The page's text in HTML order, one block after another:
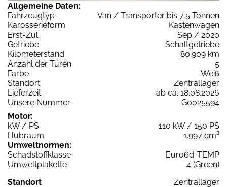
Allgemeine Daten:
Fahrzeugtyp
Van / Transporter bis 7,5 Tonnen
Karosserieform
Kastenwagen
Erst-Zul.
Sep / 2020
Getriebe
Schaltgetriebe
Kilometerstand
80.909 km
Anzahl der Türen
5
Farbe
Weiß
Standort
Zentrallager
Lieferzeit
ab ca. 18.08.2026
Unsere Nummer
G0025594
Motor:
kW / PS
110 kW / 150 PS
Hubraum
1.997 cm³
Umweltnormen:
Schadstoffklasse
Euro6d-TEMP
Umweltplakette
4 (Green)
Standort
Zentrallager